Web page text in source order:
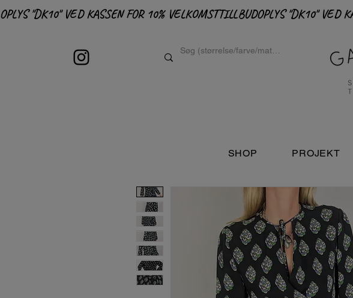
OPLYS "DK10" VED KASSEN FOR 10% VELKOMSTTILLBUD
SHOP PROJEKT